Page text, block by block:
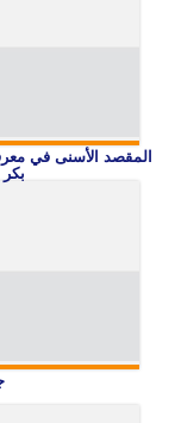
المقصد الأسنى في